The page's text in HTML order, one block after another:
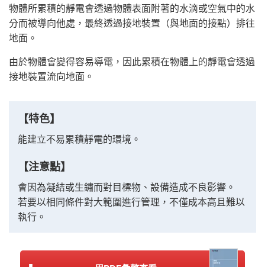
物體所累積的靜電會透過物體表面附著的水滴或空氣中的水
分而被導向他處，最終透過接地裝置（與地面的接點）排往
地面。
由於物體會變得容易導電，因此累積在物體上的靜電會透過
接地裝置流向地面。
【特色】
能建立不易累積靜電的環境。
【注意點】
會因為凝結或生鏽而對目標物、設備造成不良影響。
若要以相同條件對大範圍進行管理，不僅成本高且難以
執行。